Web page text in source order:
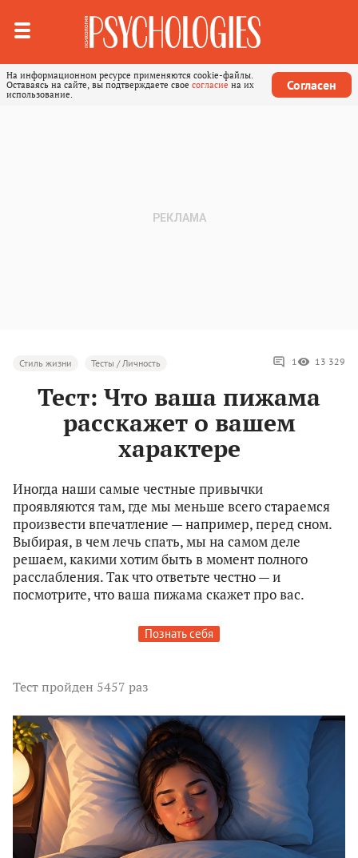
На информационном ресурсе применяются cookie-файлы.
Оставаясь на сайте, вы подтверждаете свое согласие на их
использование.
Согласен
Стиль жизни Тесты / Личность 1 13 329
Тест: Что ваша пижама
расскажет о вашем
характере
Иногда наши самые честные привычки
проявляются там, где мы меньше всего стараемся
произвести впечатление — например, перед сном.
Выбирая, в чем лечь спать, мы на самом деле
решаем, какими хотим быть в момент полного
расслабления. Так что ответьте честно — и
посмотрите, что ваша пижама скажет про вас.
Познать себя
Тестпройден 5457 раз